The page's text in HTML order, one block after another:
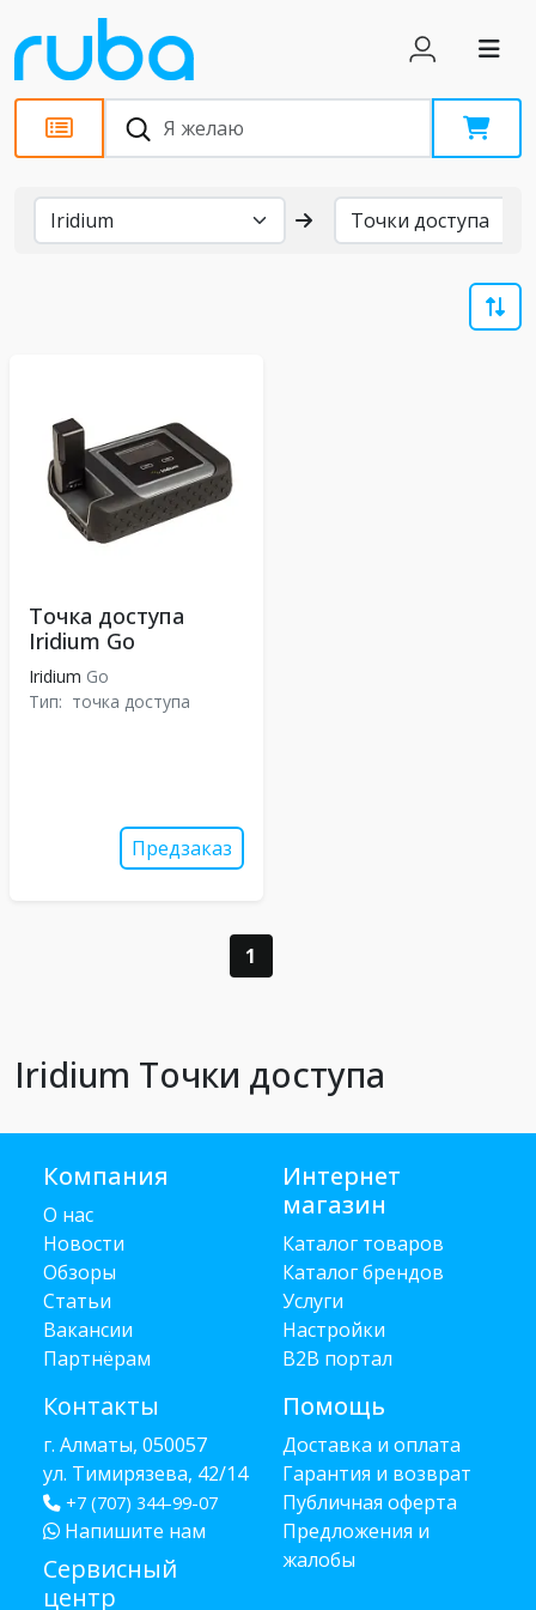
Бренды
Точка доступа
Iridium Go
Iridium Go
Тип: точка доступа
Предзаказ
1
Iridium Точки доступа
Компания
О нас
Новости
Обзоры
Статьи
Вакансии
Партнёрам
Контакты
г. Алматы, 050057
ул. Тимирязева, 42/14
+7 (707) 344-99-07
Напишите нам
Сервисный
центр
Интернет
магазин
Каталог товаров
Каталог брендов
Услуги
Настройки
B2B портал
Помощь
Доставка и оплата
Гарантия и возврат
Публичная оферта
Предложения и
жалобы